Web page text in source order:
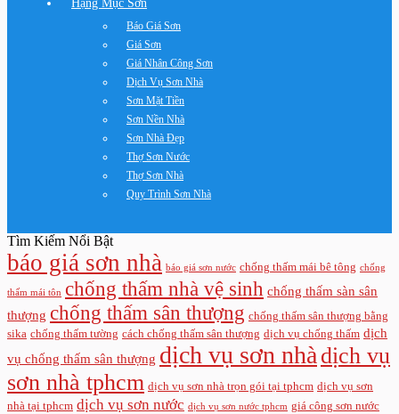
Hạng Mục Sơn
Báo Giá Sơn
Giá Sơn
Giá Nhân Công Sơn
Dịch Vụ Sơn Nhà
Sơn Mặt Tiền
Sơn Nền Nhà
Sơn Nhà Đẹp
Thợ Sơn Nước
Thợ Sơn Nhà
Quy Trình Sơn Nhà
Tìm Kiếm Nổi Bật
báo giá sơn nhà báo giá sơn nước chống thấm mái bê tông chống
thấm mái tôn chống thấm nhà vệ sinh chống thấm sàn sân
thượng chống thấm sân thượng chống thấm sân thượng bằng
sika chống thấm tường cách chống thấm sân thượng dịch vụ chống thấm dịch
vụ chống thấm sân thượng dịch vụ sơn nhà dịch vụ
sơn nhà tphcm dịch vụ sơn nhà trọn gói tại tphcm dịch vụ sơn
nhà tại tphcm dịch vụ sơn nước dịch vụ sơn nước tphcm giá công sơn nước